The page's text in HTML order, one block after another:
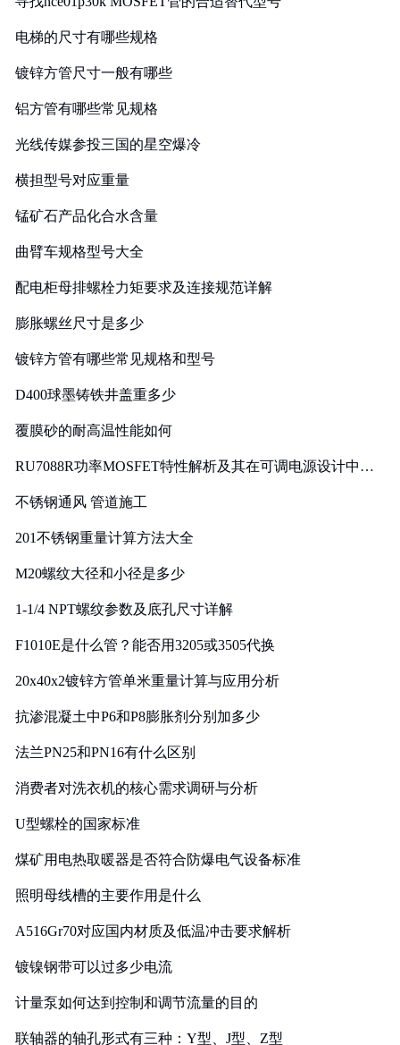
电梯的尺寸有哪些规格
镀锌方管尺寸一般有哪些
铝方管有哪些常见规格
光线传媒参投三国的星空爆冷
横担型号对应重量
锰矿石产品化合水含量
曲臂车规格型号大全
配电柜母排螺栓力矩要求及连接规范详解
膨胀螺丝尺寸是多少
镀锌方管有哪些常见规格和型号
D400球墨铸铁井盖重多少
覆膜砂的耐高温性能如何
RU7088R功率MOSFET特性解析及其在可调电源设计中的
不锈钢通风 管道施工
201不锈钢重量计算方法大全
M20螺纹大径和小径是多少
1-1/4 NPT螺纹参数及底孔尺寸详解
F1010E是什么管？能否用3205或3505代换
20x40x2镀锌方管单米重量计算与应用分析
抗渗混凝土中P6和P8膨胀剂分别加多少
法兰PN25和PN16有什么区别
消费者对洗衣机的核心需求调研与分析
U型螺栓的国家标准
煤矿用电热取暖器是否符合防爆电气设备标准
照明母线槽的主要作用是什么
A516Gr70对应国内材质及低温冲击要求解析
镀镍钢带可以过多少电流
计量泵如何达到控制和调节流量的目的
联轴器的轴孔形式有三种：Y型、J型、Z型